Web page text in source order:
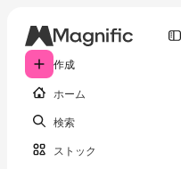
作成
ホーム
検索
ストック